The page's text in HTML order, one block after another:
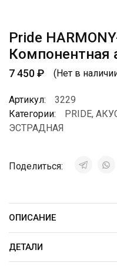
Pride
Компонентная
7 450₽ (Нет в
Артикул:
3229
Категории:
PRIDE,
ЭСТРАДНАЯ
Поделиться:
ОПИСАНИЕ
ДЕТАЛИ